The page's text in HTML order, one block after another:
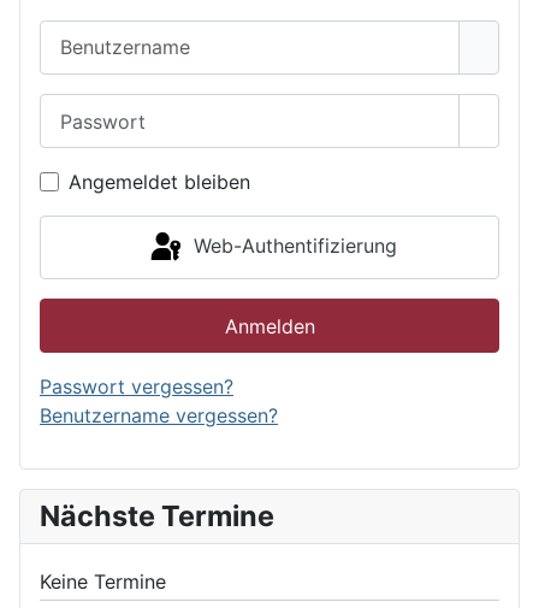
Angemeldet bleiben
Web-Authentifizierung
Anmelden
Passwort vergessen?
Benutzername vergessen?
Nächste Termine
Keine Termine